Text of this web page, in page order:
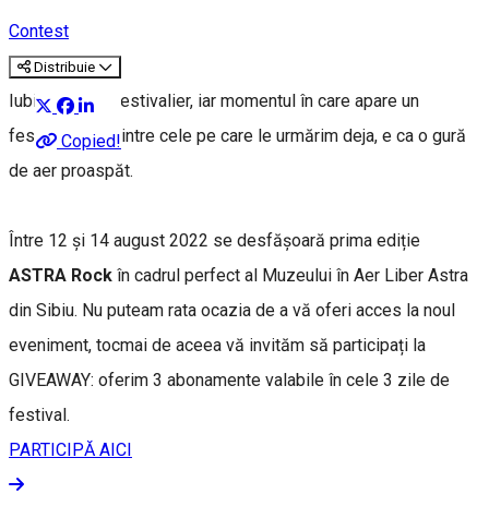
Contest
Distribuie
Copied!
Iubim #SibiulFestivalier, iar momentul în care apare un
festival nou, printre cele pe care le urmărim deja, e ca o gură
de aer proaspăt.
Între 12 și 14 august 2022 se desfășoară prima ediție
ASTRA Rock în cadrul perfect al Muzeului în Aer Liber Astra
din Sibiu. Nu puteam rata ocazia de a vă oferi acces la noul
eveniment, tocmai de aceea vă invităm să participați la
GIVEAWAY: oferim 3 abonamente valabile în cele 3 zile de
festival.
PARTICIPĂ AICI